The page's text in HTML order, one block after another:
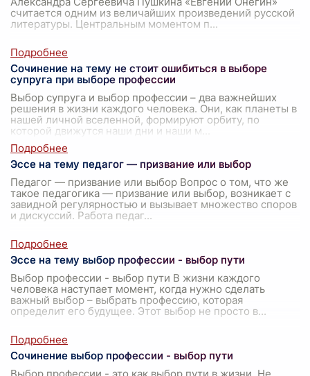
считается одним из величайших произведений русской
литературы. Центральным моментом п...
Сочинение на тему не стоит ошибиться в выборе
супруга при выборе профессии
Выбор супруга и выбор профессии – два важнейших
решения в жизни каждого человека. Они, как планеты в
нашей личной вселенной, формируют орбиту, по
которой движутся наши дни и наши м
Эссе на тему педагог — призвание или выбор
Педагог — призвание или выбор Вопрос о том, что же
такое педагогика — призвание или выбор, возникает с
завидной регулярностью и вызывает множество споров
и дискуссий. Работа педаг...
Эссе на тему выбор профессии - выбор пути
Выбор профессии - выбор пути В жизни каждого
человека наступает момент, когда нужно сделать
важный выбор – выбрать профессию, которая
определит его будущее. Этот выбор не просто в...
Сочинение выбор профессии - выбор пути